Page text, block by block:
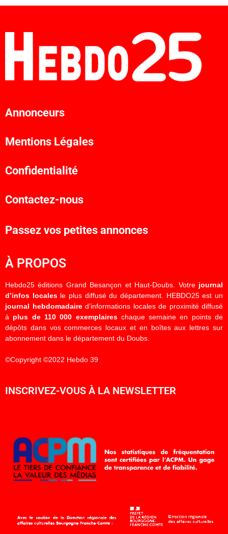
Annonceurs
Mentions Légales
Confidentialité
Contactez-nous
Passez vos petites annonces
À PROPOS
Hebdo25 éditions Grand Besançon et Haut-Doubs. Votre journal
d’infos localesle plus diffusé du département. HEBDO25 est un
journal hebdomadaired’informations locales de proximité diffusé
à plus de 110 000 exemplaireschaque semaine en points de
dépôts dans vos commerces locaux et en boîtes aux lettres sur
abonnement dans le département du Doubs.
©Copyright ©2022 Hebdo 39
INSCRIVEZ-VOUS À LA NEWSLETTER